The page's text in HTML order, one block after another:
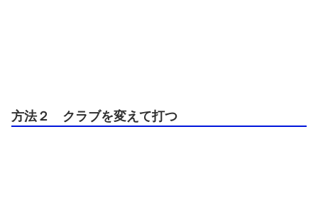
方法２ クラブを変えて打つ